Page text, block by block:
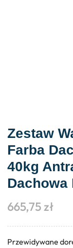
Zestaw
Farba
40kg
Dachowa
665,75 zł
Przewidywane